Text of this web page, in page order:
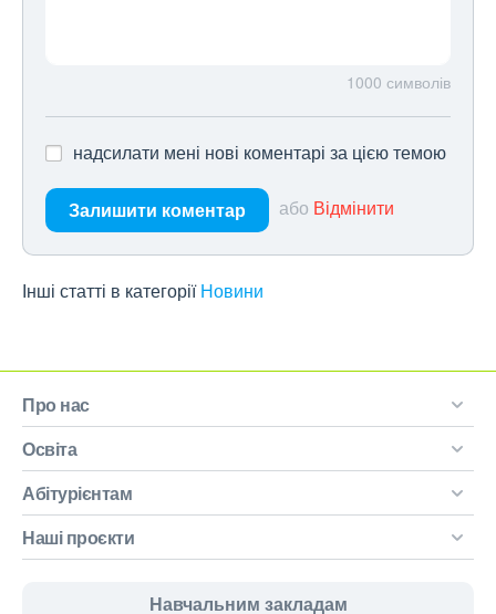
1000 символів
надсилати мені нові коментарі за цією темою
Залишити коментар або Відмінити
Інші статті в категорії Новини
Про нас
Освіта
Абітурієнтам
Наші проєкти
Навчальним закладам